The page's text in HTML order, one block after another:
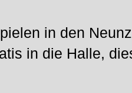
in den
in die Halle,